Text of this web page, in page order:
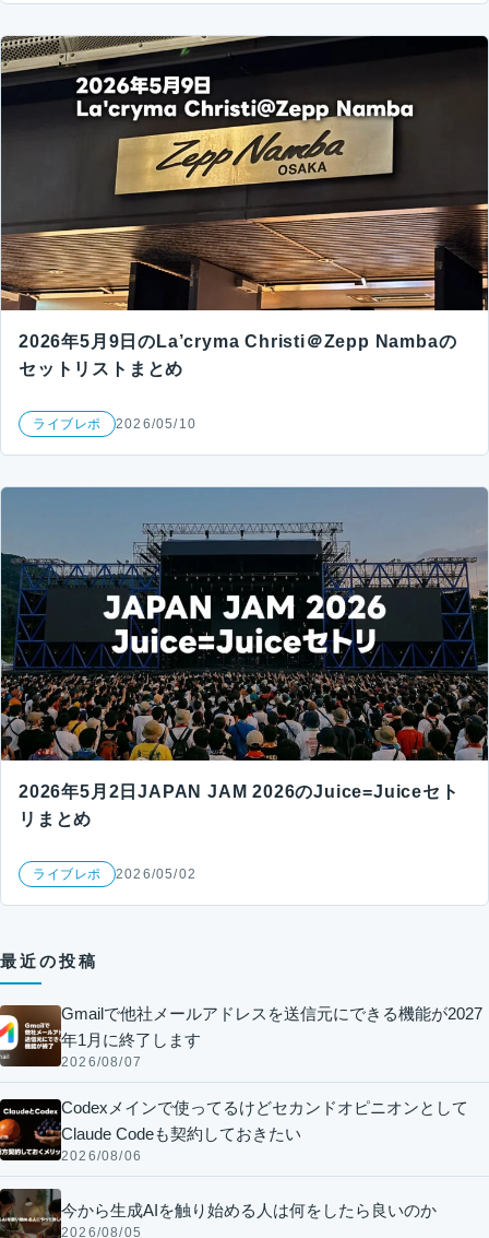
2026年5月9日のLa’cryma Christi＠Zepp Nambaの
セットリストまとめ
ライブレポ 2026/05/10
2026年5月2日JAPAN JAM 2026のJuice=Juiceセト
リまとめ
ライブレポ 2026/05/02
最近の投稿
Gmailで他社メールアドレスを送信元にできる機能が2027
年1月に終了します
2026/08/07
Codexメインで使ってるけどセカンドオピニオンとして
Claude Codeも契約しておきたい
2026/08/06
今から生成AIを触り始める人は何をしたら良いのか
2026/08/05